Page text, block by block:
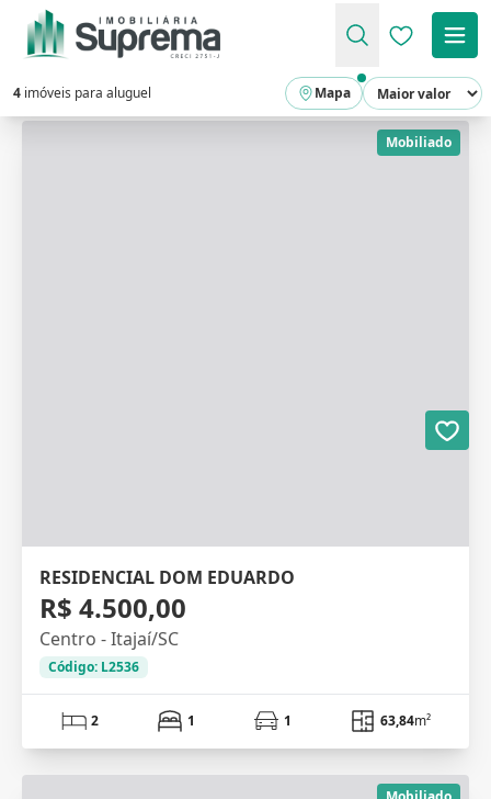
Favoritos
4 imóveis para aluguel Mapa
Mobiliado
RESIDENCIAL DOM EDUARDO
R$ 4.500,00
Centro - Itajaí/SC
Código: L2536
2 1 1 63,84m²